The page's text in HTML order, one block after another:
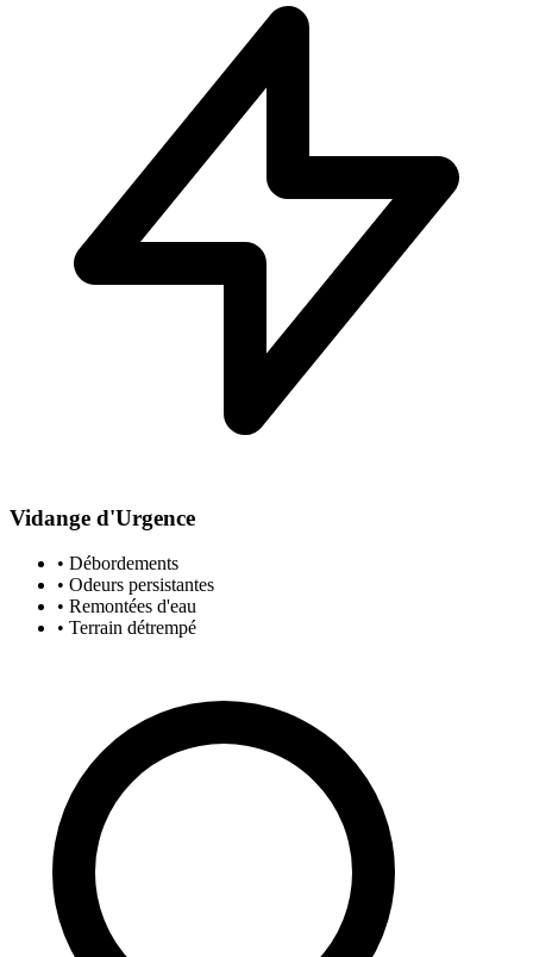
Vidange d'Urgence
• Débordements
• Odeurs persistantes
• Remontées d'eau
• Terrain détrempé